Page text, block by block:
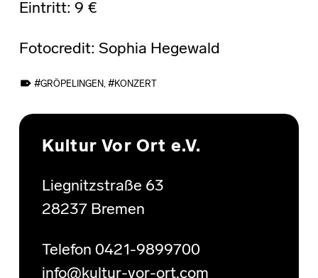
Eintritt: 9 €
Fotocredit: Sophia Hegewald
GRÖPELINGEN, KONZERT
Skip back to main navigation
Kultur Vor Ort e.V.
Liegnitzstraße 63
28237 Bremen
Telefon 0421-9899700
info@kultur-vor-ort.com